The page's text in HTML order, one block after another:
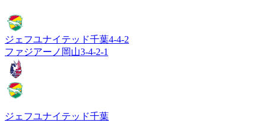
ジェフユナイテッド千葉4-4-2
ファジアーノ岡山3-4-2-1
ジェフユナイテッド千葉